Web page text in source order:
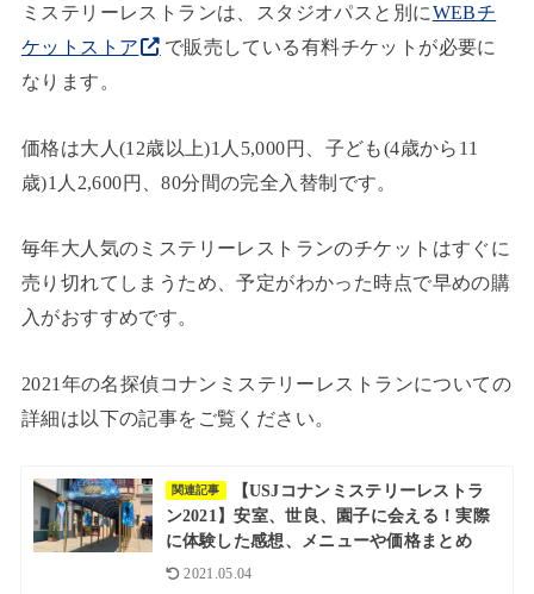
ミステリーレストランは、スタジオパスと別にWEBチ
ケットストア
で販売している有料チケットが必要に
なります。
価格は大人(12歳以上)1人5,000円、子ども(4歳から11
歳)1人2,600円、80分間の完全入替制です。
毎年大人気のミステリーレストランのチケットはすぐに
売り切れてしまうため、予定がわかった時点で早めの購
入がおすすめです。
2021年の名探偵コナンミステリーレストランについての
詳細は以下の記事をご覧ください。
関連記事
【USJコナンミステリーレストラ
ン2021】安室、世良、園子に会える！実際
に体験した感想、メニューや価格まとめ
2021.05.04